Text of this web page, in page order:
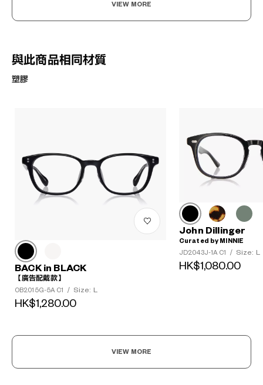
VIEW MORE
與此商品相同材質
塑膠
BACK in BLACK
【廣告配戴款】
OB2015G-5A C1
/ Size: L
HK$1,280.00
John Dillinger
Curated by MINNIE
JD2043J-1A C1
/ Size: L
HK$1,080.00
VIEW MORE